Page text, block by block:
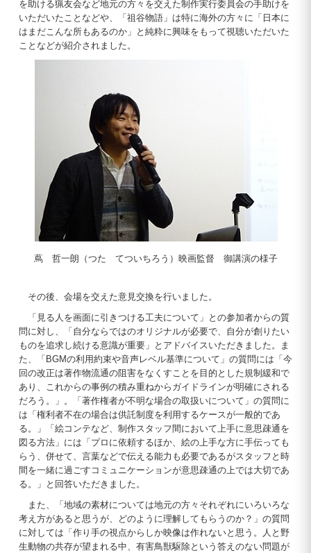
を助ける猟友会など地元の方々を交えた制作実行委員会の手助けを
いただいたことなどや、「祖谷物語」は特に海外の方々に「日本に
はまだこんな所もあるのか」と純粋に興味をもって視聴いただいた
ことなどが紹介されました。
蔦 哲一朗（つた てついちろう）映画監督 御講演の様子
その後、会場を交えた意見交換を行いました。
「見る人を画面に引きつける工夫について」との参加者からの質
問に対し、「自分ならではのオリジナルが必要で、自分が創りたい
ものを追求し続ける意識が重要」とアドバイスいただきました。ま
た、「BGMの利用約束や音声レベル基準について」の質問には「今
回の改正は著作物流通の阻害をなくすことを目的とした規制緩和で
あり、これからの事例の積み重ねからガイドラインが明確にされる
だろう。」。「著作権者が不明な場合の取扱いについて」の質問に
は「権利者不在の場合は供託制度を利用するケースが一般的であ
る。」「絵コンテなど、制作スタッフ間において上手に意思疎通を
図る方法」には「プロに依頼するほか、絵の上手な方に手伝っても
らう、併せて、言葉などで伝える能力も必要であるがスタッフと時
間を一緒に過ごすコミュニケーションが意思疎通の上では大切であ
る。」と回答いただきました。
また、「地域の素材については地元の方々それぞれにいろいろな
考え方があると思うが、どのように理解してもらうのか？」の質問
に対しては「作り手の視点からしか映像は作れないと思う。人と野
生動物の共存が望まれる中、有害鳥獣駆除という答えのない問題が